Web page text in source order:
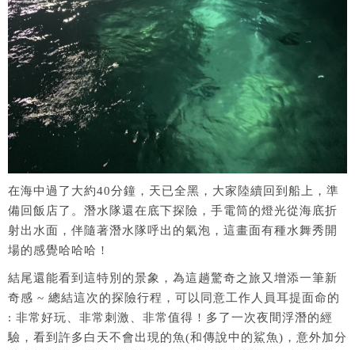
在海中過了大約40分鐘，天已全黑，大家陸續回到船上，準
備回飯店了。潛水隊還在底下探險，手電筒的燈光從海底折
射出水面，伴隨著潛水隊呼出的氣泡，這畫面有種水舞秀開
場的感覺哈哈哈 !
結尾還能看到這特別的景象，為這趟驚奇之旅又增添一筆新
奇感 ~ 總結這次的探險行程，可以同意工作人員耳提面命的
: 非常好玩、非常刺激、非常值得 ! 多了一次夜間浮潛的經
驗，看到許多白天不會出現的魚(和傳說中的鯊魚)，意外加分